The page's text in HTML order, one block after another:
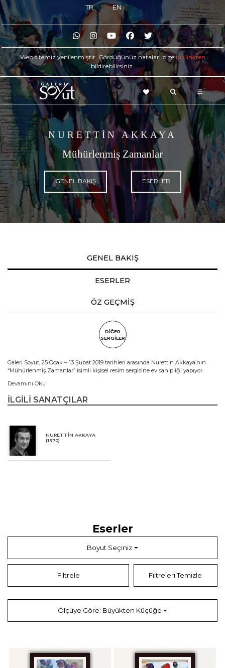
TR EN
Web sitemiz yenilenmiştir. Gördüğünüz hataları bizebu linkten
bildirebilirsiniz.
NURETTİN AKKAYA
Mühürlenmiş Zamanlar
GENEL BAKIŞ ESERLER
GENEL BAKIŞ
ESERLER
ÖZ GEÇMİŞ
DİĞER
SERGİLER
Galeri Soyut, 25 Ocak – 13 Şubat 2019 tarihleri arasında Nurettin Akkaya’nın
“Mühürlenmiş Zamanlar” isimli kişisel resim sergisine ev sahipliği yapıyor.
Devamını Oku
İLGİLİ SANATÇILAR
NURETTİN AKKAYA
(1970)
Eserler
Boyut Seçiniz
Filtrele Filtreleri Temizle
Ölçüye Göre: Büyükten Küçüğe